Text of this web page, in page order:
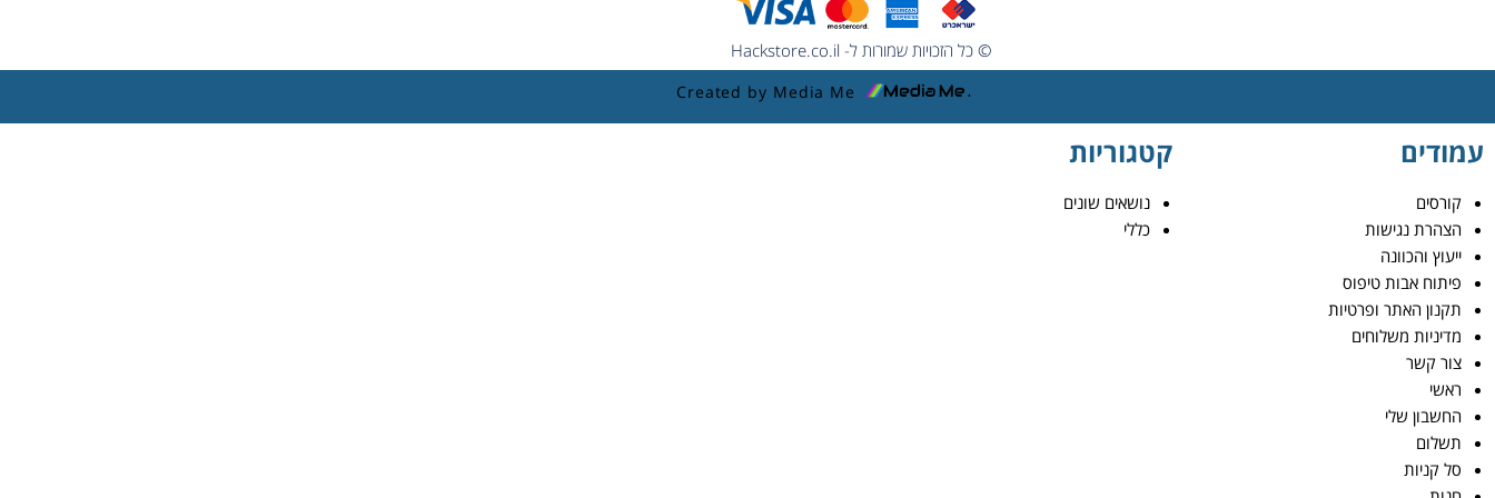
© כל הזכויות שמורות ל- Hackstore.co.il
Created by Media Me
עמודים
קורסים
הצהרת נגישות
ייעוץ והכוונה
פיתוח אבות טיפוס
תקנון האתר ופרטיות
מדיניות משלוחים
צור קשר
ראשי
החשבון שלי
תשלום
סל קניות
קטגוריות
נושאים שונים
כללי